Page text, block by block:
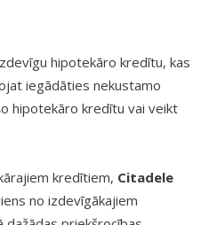
hipotekāro kredītu, kas
iegādāties nekustamo
hipotekāro kredītu vai veikt
kredītiem, Citadele
no izdevīgākajiem